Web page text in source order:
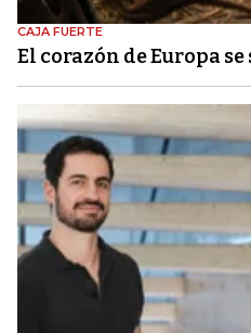
CAJA FUERTE
El corazón de Europa se